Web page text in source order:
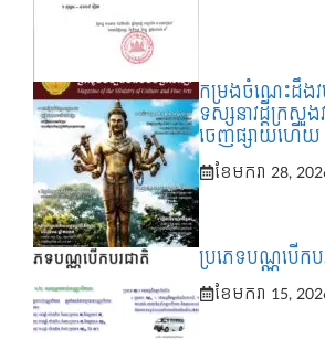
កម្រងចំណេះដឹងវប្
ទស្សនាវដ្តីក្រសួ
ចេញផ្សាយហើយ
ខែ​មករា 28,
ប្រភេទបណ្ណបើកប
ខែ​មករា 15,